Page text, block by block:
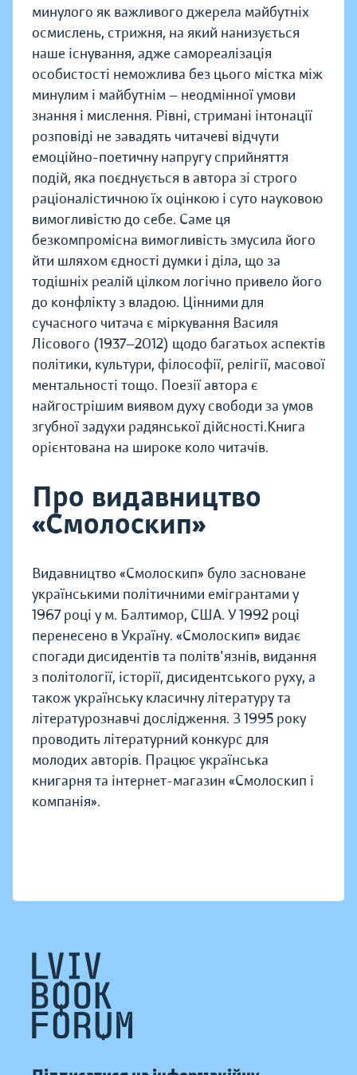
минулого як важливого джерела майбутніх
осмислень, стрижня, на який нанизується
наше існування, адже самореалізація
особистості неможлива без цього містка між
минулим і майбутнім — неодмінної умови
знання і мислення. Рівні, стримані інтонації
розповіді не завадять читачеві відчути
емоційно-поетичну напругу сприйняття
подій, яка поєднується в автора зі строго
раціоналістичною їх оцінкою і суто науковою
вимогливістю до себе. Саме ця
безкомпромісна вимогливість змусила його
йти шляхом єдності думки і діла, що за
тодішніх реалій цілком логічно привело його
до конфлікту з владою. Цінними для
сучасного читача є міркування Василя
Лісового (1937—2012) щодо багатьох аспектів
політики, культури, філософії, релігії, масової
ментальності тощо. Поезії автора є
найгострішим виявом духу свободи за умов
згубної задухи радянської дійсності.Книга
орієнтована на широке коло читачів.
Про видавництво
«Смолоскип»
Видавництво «Смолоскип» було засноване
українськими політичними емігрантами у
1967 році у м. Балтимор, США. У 1992 році
перенесено в Україну. «Смолоскип» видає
спогади дисидентів та політв'язнів, видання
з політології, історії, дисидентського руху, а
також українську класичну літературу та
літературознавчі дослідження. З 1995 року
проводить літературний конкурс для
молодих авторів. Працює українська
книгарня та інтернет-магазин «Смолоскип і
компанія».